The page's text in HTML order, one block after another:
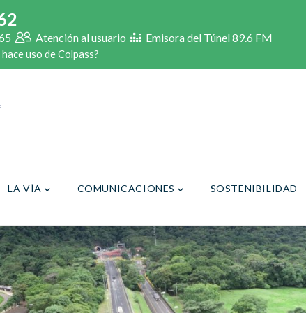
Atención al usuario Emisora del Túnel 89.6 FM
uso de Colpass?
LA VÍA COMUNICACIONES SOSTENIBILIDAD